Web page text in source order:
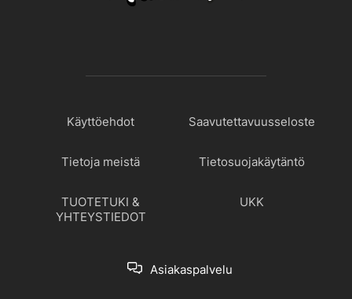
Käyttöehdot Saavutettavuusseloste
Tietoja meistä Tietosuojakäytäntö
TUOTETUKI &
YHTEYSTIEDOT
UKK
Asiakaspalvelu